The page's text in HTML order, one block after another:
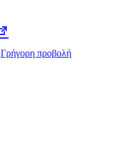
Γρήγορη προβολή